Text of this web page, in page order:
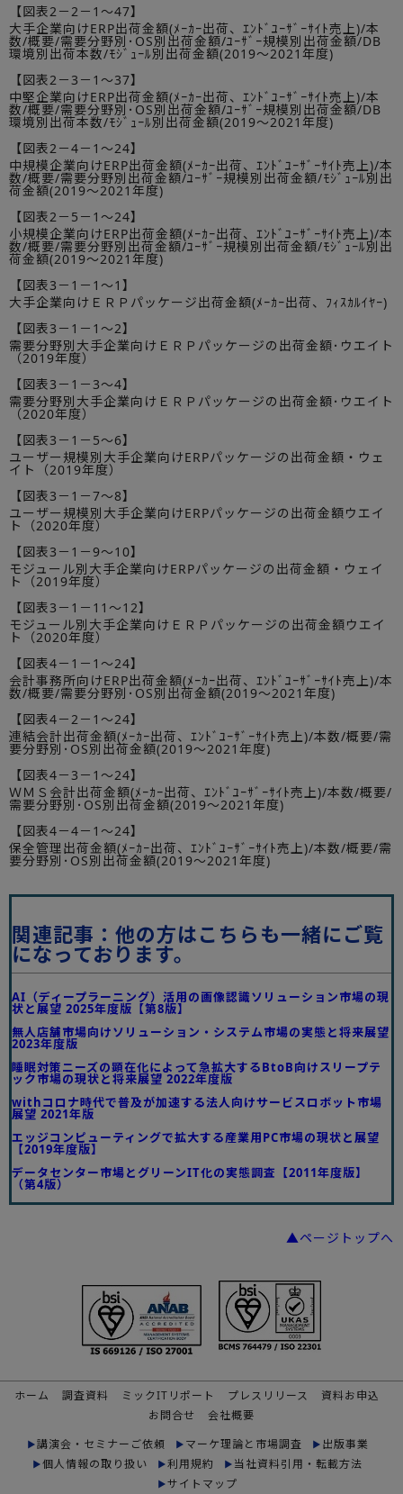
【図表2－2－1～47】
大手企業向けERP出荷金額(ﾒｰｶｰ出荷、ｴﾝﾄﾞﾕｰｻﾞｰｻｲﾄ売上)/本
数/概要/需要分野別･OS別出荷金額/ﾕｰｻﾞｰ規模別出荷金額/DB
環境別出荷本数/ﾓｼﾞｭｰﾙ別出荷金額(2019～2021年度)
【図表2－3－1～37】
中堅企業向けERP出荷金額(ﾒｰｶｰ出荷、ｴﾝﾄﾞﾕｰｻﾞｰｻｲﾄ売上)/本
数/概要/需要分野別･OS別出荷金額/ﾕｰｻﾞｰ規模別出荷金額/DB
環境別出荷本数/ﾓｼﾞｭｰﾙ別出荷金額(2019～2021年度)
【図表2－4－1～24】
中規模企業向けERP出荷金額(ﾒｰｶｰ出荷、ｴﾝﾄﾞﾕｰｻﾞｰｻｲﾄ売上)/本
数/概要/需要分野別出荷金額/ﾕｰｻﾞｰ規模別出荷金額/ﾓｼﾞｭｰﾙ別出
荷金額(2019～2021年度)
【図表2－5－1～24】
小規模企業向けERP出荷金額(ﾒｰｶｰ出荷、ｴﾝﾄﾞﾕｰｻﾞｰｻｲﾄ売上)/本
数/概要/需要分野別出荷金額/ﾕｰｻﾞｰ規模別出荷金額/ﾓｼﾞｭｰﾙ別出
荷金額(2019～2021年度)
【図表3－1－1～1】
大手企業向けＥＲＰパッケージ出荷金額(ﾒｰｶｰ出荷、ﾌｨｽｶﾙｲﾔｰ)
【図表3－1－1～2】
需要分野別大手企業向けＥＲＰパッケージの出荷金額･ウエイト
（2019年度）
【図表3－1－3～4】
需要分野別大手企業向けＥＲＰパッケージの出荷金額･ウエイト
（2020年度）
【図表3－1－5～6】
ユーザー規模別大手企業向けERPパッケージの出荷金額・ウェ
イト（2019年度）
【図表3－1－7～8】
ユーザー規模別大手企業向けERPパッケージの出荷金額ウエイ
ト（2020年度）
【図表3－1－9～10】
モジュール別大手企業向けERPパッケージの出荷金額・ウェイ
ト（2019年度）
【図表3－1－11～12】
モジュール別大手企業向けＥＲＰパッケージの出荷金額ウエイ
ト（2020年度）
【図表4－1－1～24】
会計事務所向けERP出荷金額(ﾒｰｶｰ出荷、ｴﾝﾄﾞﾕｰｻﾞｰｻｲﾄ売上)/本
数/概要/需要分野別･OS別出荷金額(2019～2021年度)
【図表4－2－1～24】
連結会計出荷金額(ﾒｰｶｰ出荷、ｴﾝﾄﾞﾕｰｻﾞｰｻｲﾄ売上)/本数/概要/需
要分野別･OS別出荷金額(2019～2021年度)
【図表4－3－1～24】
ＷＭＳ会計出荷金額(ﾒｰｶｰ出荷、ｴﾝﾄﾞﾕｰｻﾞｰｻｲﾄ売上)/本数/概要/
需要分野別･OS別出荷金額(2019～2021年度)
【図表4－4－1～24】
保全管理出荷金額(ﾒｰｶｰ出荷、ｴﾝﾄﾞﾕｰｻﾞｰｻｲﾄ売上)/本数/概要/需
要分野別･OS別出荷金額(2019～2021年度)
関連記事：他の方はこちらも一緒にご覧
になっております。
AI（ディープラーニング）活用の画像認識ソリューション市場の現
状と展望 2025年度版【第8版】
無人店舗市場向けソリューション・システム市場の実態と将来展望
2023年度版
睡眠対策ニーズの顕在化によって急拡大するBtoB向けスリープテ
ック市場の現状と将来展望 2022年度版
withコロナ時代で普及が加速する法人向けサービスロボット市場
展望 2021年版
エッジコンピューティングで拡大する産業用PC市場の現状と展望
【2019年度版】
データセンター市場とグリーンIT化の実態調査【2011年度版】
（第4版）
▲ページトップへ
ホーム 調査資料 ミックITリポート プレスリリース
資料お申込
お問合せ
会社概要
講演会・セミナーご依頼
マーケ理論と市場調査
出版事業
個人情報の取り扱い
利用規約
当社資料引用・転載方法
サイトマップ